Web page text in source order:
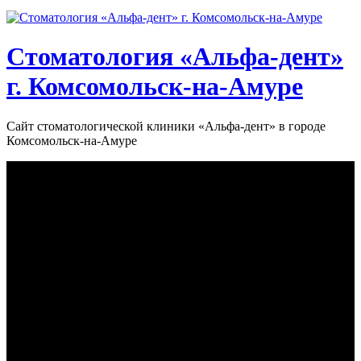
Стоматология «‎Альфа-дент»‎
г. Комсомольск-на-Амуре
Сайт стоматологической клиники «‎Альфа-дент» в городе
Комсомольск-на-Амуре